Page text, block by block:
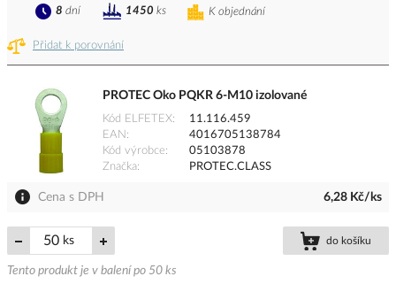
Přidat k porovnání
K objednání
8 dní 1450 ks
PROTEC Oko PQKR 6-M10 izolované
Kód ELFETEX
11.116.459
EAN
4016705138784
Kód výrobce
05103878
Značka
PROTEC.CLASS
Cena s DPH 6,28 Kč/ks
ks do košíku
Tento produkt je v balení po 50 ks